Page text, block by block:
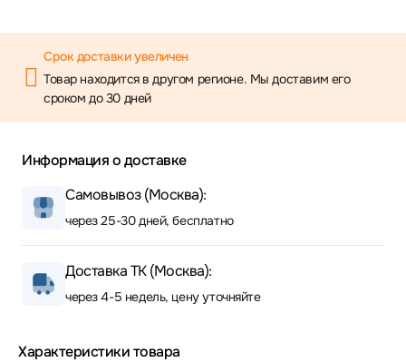
Срок доставки увеличен
Товар находится в другом регионе. Мы доставим его
сроком до 30 дней
Информация о доставке
Самовывоз (Москва):
через 25-30 дней, бесплатно
Доставка ТК (Москва):
через 4-5 недель, цену уточняйте
Характеристики товара